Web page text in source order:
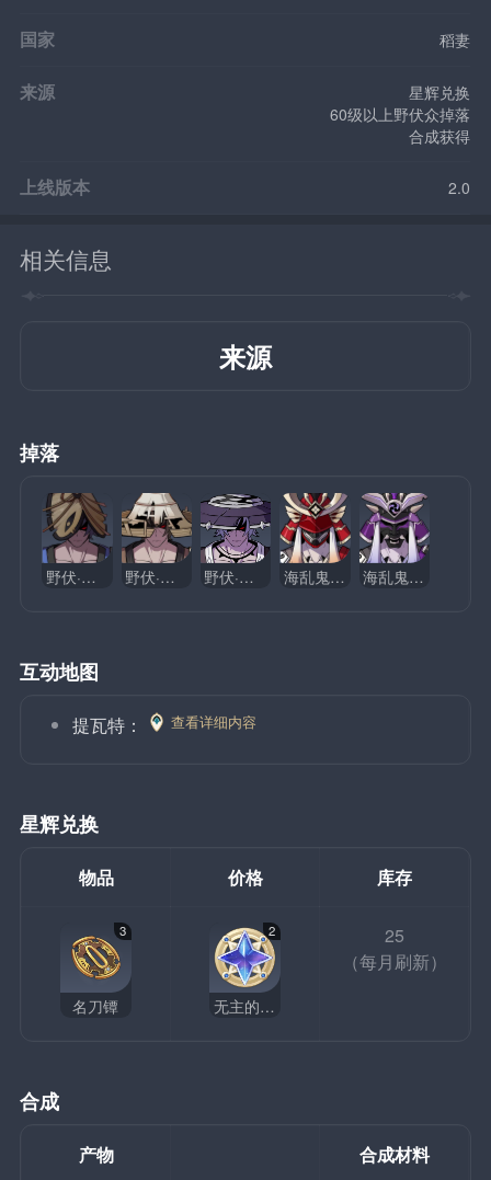
国家 稻妻
来源
星辉兑换
60级以上野伏众掉落
合成获得
上线版本 2.0
相关信息
来源
掉落
野伏·阵刀番 野伏·火付番 野伏·机巧番 海乱鬼·炎威 海乱鬼·雷腾
互动地图
提瓦特： 查看详细内容
星辉兑换
物品 价格 库存
3
名刀镡
2
无主的星辉
25
（每月刷新）
合成
产物 合成材料